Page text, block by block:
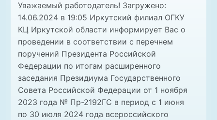
Уважаемый работодатель! Загружено:
14.06.2024 в 19:05 Иркутский филиал ОГКУ
КЦ Иркутской области информирует Вас о
проведении в соответствии с перечнем
поручений Президента Российской
Федерации по итогам расширенного
заседания Президиума Государственного
Совета Российской Федерации от 1 ноября
2023 года № Пр-2192ГС в период с 1 июня
по 30 июля 2024 года всероссийского